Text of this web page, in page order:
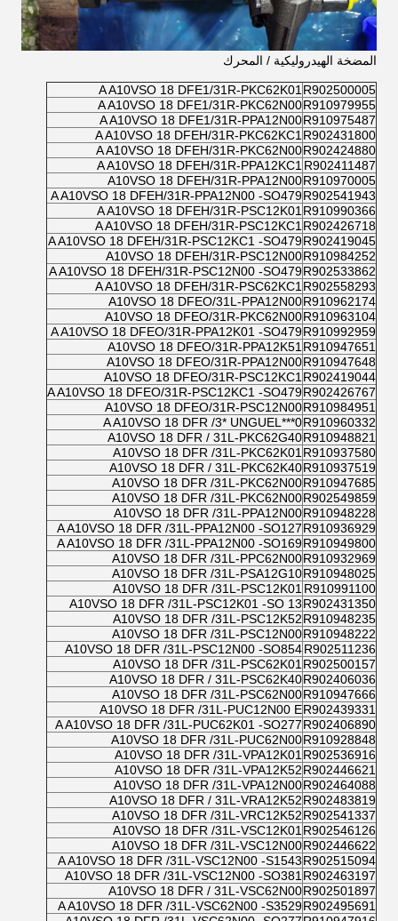
المضخة الهيدروليكية / المحرك
R902500005
A A10VSO 18 DFE1/31R-PKC62K01
R910979955
A A10VSO 18 DFE1/31R-PKC62N00
R910975487
A A10VSO 18 DFE1/31R-PPA12N00
R902431800
A A10VSO 18 DFEH/31R-PKC62KC1
R902424880
A A10VSO 18 DFEH/31R-PKC62N00
R902411487
A A10VSO 18 DFEH/31R-PPA12KC1
R910970005
A10VSO 18 DFEH/31R-PPA12N00
R902541943
A A10VSO 18 DFEH/31R-PPA12N00 -SO479
R910990366
A A10VSO 18 DFEH/31R-PSC12K01
R902426718
A A10VSO 18 DFEH/31R-PSC12KC1
R902419045
A A10VSO 18 DFEH/31R-PSC12KC1 -SO479
R910984252
A10VSO 18 DFEH/31R-PSC12N00
R902533862
A A10VSO 18 DFEH/31R-PSC12N00 -SO479
R902558293
A A10VSO 18 DFEH/31R-PSC62KC1
R910962174
A10VSO 18 DFEO/31L-PPA12N00
R910963104
A10VSO 18 DFEO/31R-PKC62N00
R910992959
A A10VSO 18 DFEO/31R-PPA12K01 -SO479
R910947651
A10VSO 18 DFEO/31R-PPA12K51
R910947648
A10VSO 18 DFEO/31R-PPA12N00
R902419044
A10VSO 18 DFEO/31R-PSC12KC1
R902426767
A A10VSO 18 DFEO/31R-PSC12KC1 -SO479
R910984951
A10VSO 18 DFEO/31R-PSC12N00
R910960332
A A10VSO 18 DFR /3* UNGUEL***0
R910948821
A10VSO 18 DFR / 31L-PKC62G40
R910937580
A10VSO 18 DFR /31L-PKC62K01
R910937519
A10VSO 18 DFR / 31L-PKC62K40
R910947685
A10VSO 18 DFR /31L-PKC62N00
R902549859
A10VSO 18 DFR /31L-PKC62N00
R910948228
A10VSO 18 DFR /31L-PPA12N00
R910936929
A A10VSO 18 DFR /31L-PPA12N00 -SO127
R910949800
A A10VSO 18 DFR /31L-PPA12N00 -SO169
R910932969
A10VSO 18 DFR /31L-PPC62N00
R910948025
A10VSO 18 DFR /31L-PSA12G10
R910991100
A10VSO 18 DFR /31L-PSC12K01
R902431350
A10VSO 18 DFR /31L-PSC12K01 -SO 13
R910948235
A10VSO 18 DFR /31L-PSC12K52
R910948222
A10VSO 18 DFR /31L-PSC12N00
R902511236
A10VSO 18 DFR /31L-PSC12N00 -SO854
R902500157
A10VSO 18 DFR /31L-PSC62K01
R902406036
A10VSO 18 DFR / 31L-PSC62K40
R910947666
A10VSO 18 DFR /31L-PSC62N00
R902439331
A10VSO 18 DFR /31L-PUC12N00 E
R902406890
A A10VSO 18 DFR /31L-PUC62K01 -SO277
R910928848
A10VSO 18 DFR /31L-PUC62N00
R902536916
A10VSO 18 DFR /31L-VPA12K01
R902446621
A10VSO 18 DFR /31L-VPA12K52
R902464088
A10VSO 18 DFR /31L-VPA12N00
R902483819
A10VSO 18 DFR / 31L-VRA12K52
R902541337
A10VSO 18 DFR /31L-VRC12K52
R902546126
A10VSO 18 DFR /31L-VSC12K01
R902446622
A10VSO 18 DFR /31L-VSC12N00
R902515094
A A10VSO 18 DFR /31L-VSC12N00 -S1543
R902463197
A10VSO 18 DFR /31L-VSC12N00 -SO381
R902501897
A10VSO 18 DFR / 31L-VSC62N00
R902495691
A A10VSO 18 DFR /31L-VSC62N00 -S3529